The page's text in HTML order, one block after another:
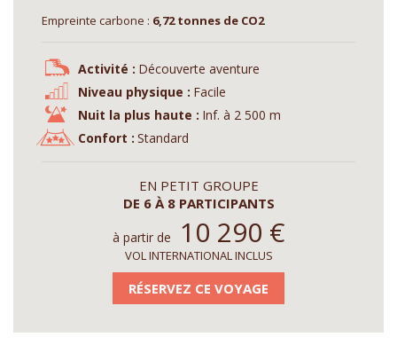
Empreinte carbone : 6,72 tonnes de CO2
Activité : Découverte aventure
Niveau physique : Facile
Nuit la plus haute : Inf. à 2 500 m
Confort : Standard
EN PETIT GROUPE
DE 6 À 8 PARTICIPANTS
à partir de 10 290 €
VOL INTERNATIONAL INCLUS
RÉSERVEZ CE VOYAGE